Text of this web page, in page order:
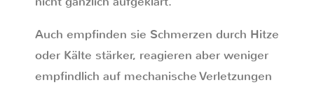
Auch empfinden sie Schmerzen durch Hitze
oder Kälte stärker, reagieren aber weniger
empfindlich auf mechanische Verletzungen